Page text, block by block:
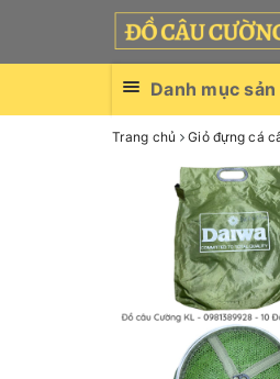
Danh mục sản
Trang chủ Giỏ đựng cá